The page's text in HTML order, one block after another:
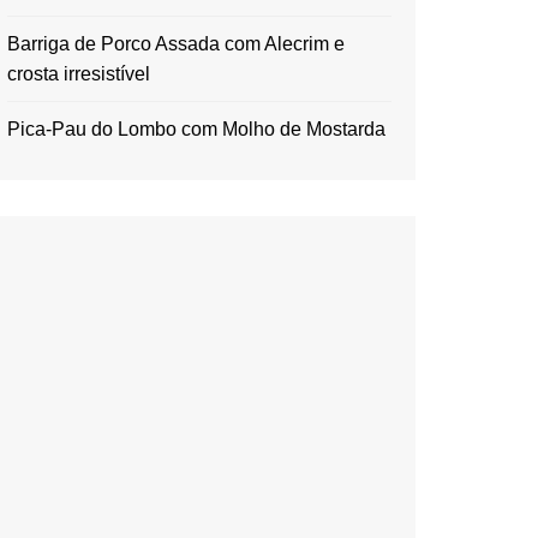
Barriga de Porco Assada com Alecrim e
crosta irresistível
Pica-Pau do Lombo com Molho de Mostarda